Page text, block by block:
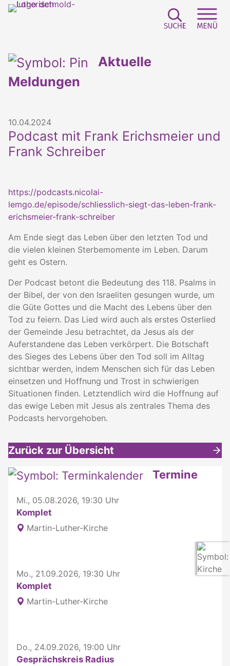
Aktuelle
Meldungen
10.04.2024
Podcast mit Frank Erichsmeier und
Frank Schreiber
https://podcasts.nicolai-
lemgo.de/episode/schliesslich-siegt-das-leben-frank-
erichsmeier-frank-schreiber
Am Ende siegt das Leben über den letzten Tod und
die vielen kleinen Sterbemomente im Leben. Darum
geht es Ostern.
Der Podcast betont die Bedeutung des 118. Psalms in
der Bibel, der von den Israeliten gesungen wurde, um
die Güte Gottes und die Macht des Lebens über den
Tod zu feiern. Das Lied wird auch als erstes Osterlied
der Gemeinde Jesu betrachtet, da Jesus als der
Auferstandene das Leben verkörpert. Die Botschaft
des Sieges des Lebens über den Tod soll im Alltag
sichtbar werden, indem Menschen sich für das Leben
einsetzen und Hoffnung und Trost in schwierigen
Situationen finden. Letztendlich wird die Hoffnung auf
das ewige Leben mit Jesus als zentrales Thema des
Podcasts hervorgehoben.
Zurück zur Übersicht
Weitere interessante Inhalte Termine
Mi., 05.08.2026, 19:30 Uhr
Komplet
Martin-Luther-Kirche
Mo., 21.09.2026, 19:30 Uhr
Komplet
Martin-Luther-Kirche
Do., 24.09.2026, 19:00 Uhr
Gesprächskreis Radius